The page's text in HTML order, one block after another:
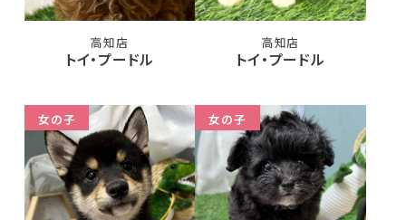
高知店
トイ・プードル
高知店
トイ・プードル
女の子 女の子